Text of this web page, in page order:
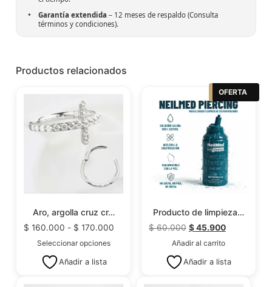
Garantía extendida – 12 meses de respaldo (Consulta
términos y condiciones).
Productos relacionados
Aro, argolla cruz cr…
$ 160.000 - $ 170.000
Seleccionar opciones
Añadir a lista
OFERTA
Producto de limpieza…
$60.000 $45.900
Añadir al carrito
Añadir a lista